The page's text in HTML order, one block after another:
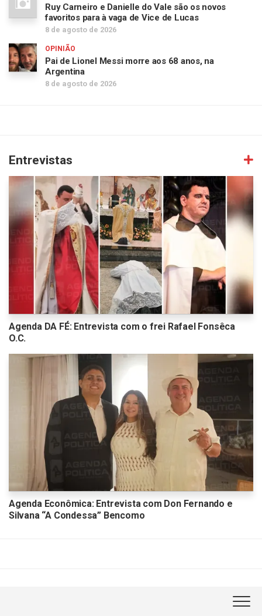
Ruy Carneiro e Danielle do Vale são os novos
favoritos para à vaga de Vice de Lucas
8 de agosto de 2026
OPINIÃO
Pai de Lionel Messi morre aos 68 anos, na
Argentina
8 de agosto de 2026
Entrevistas
Agenda DA FÉ: Entrevista com o frei Rafael Fonsêca
O.C.
Agenda Econômica: Entrevista com Don Fernando e
Silvana “A Condessa” Bencomo